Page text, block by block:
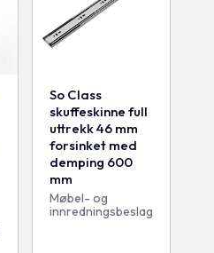
So Class
skuffeskinne full
uttrekk 46 mm
forsinket med
demping 600
mm
Møbel- og
innredningsbeslag